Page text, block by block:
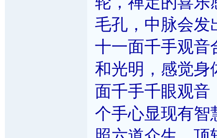
毛孔，中脉会发
十一面千手观音
和光明，感觉身
面千手千眼观音
个手心显现有智